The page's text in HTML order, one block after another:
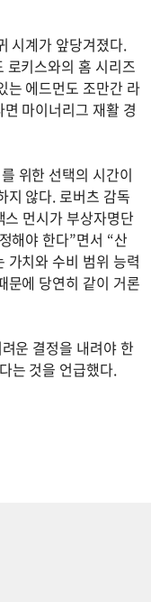
시계가 앞당겨졌다.
로키스와의 홈 시리즈
는 에드먼도 조만간 라
마이너리그 재활 경
위한 선택의 시간이
지 않다. 로버츠 감독
먼시가 부상자명단
해야 한다”면서 “산
가치와 수비 범위 능력
문에 당연히 같이 거론
운 결정을 내려야 한
는 것을 언급했다.